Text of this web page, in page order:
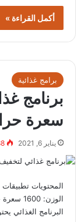
أكمل القراءة »
برامج غذائية
سعرة
يناير 6, 2021
المحتويات
الوزن:
البرنامج الغذائي